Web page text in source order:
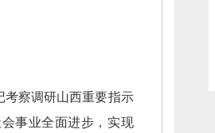
考察调研山西重要指示
事业全面进步， 实现